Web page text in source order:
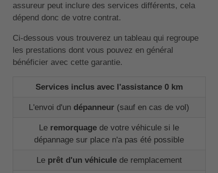
assureur peut inclure des services différents, cela
dépend donc de votre contrat.
Ci-dessous vous trouverez un tableau qui regroupe
les prestations dont vous pouvez en général
bénéficier avec cette garantie.
Services inclus avec l'assistance 0 km
L'envoi d'un dépanneur (sauf en cas de vol)
Le remorquage de votre véhicule si le
dépannage sur place n'a pas été possible
Le prêt d'un véhiculede remplacement